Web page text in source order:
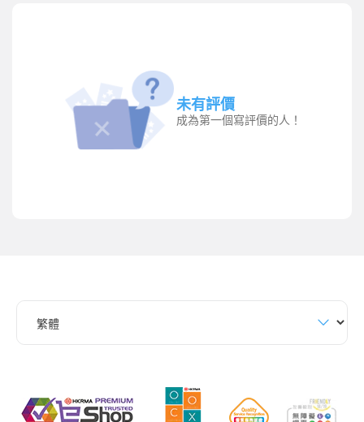
未有評價
成為第一個寫評價的人！